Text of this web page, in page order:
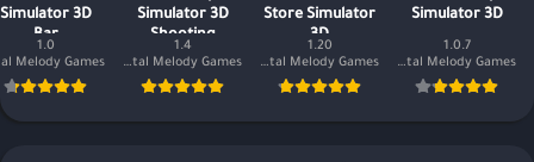
Simulator 3D
1.0.7
Digital Melody Games
Store Simulator
3D
1.20
Digital Melody Games
Simulator 3D
Shooting
1.4
Digital Melody Games
Simulator 3D
Bar
1.0